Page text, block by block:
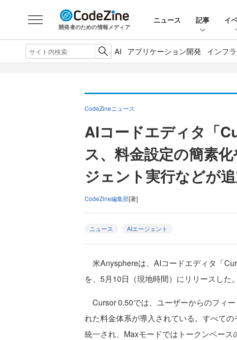
開発者のための情報メディア
ニュース 記事 イ
AI アプリケーション開発 インフラ
CodeZineニュース
AIコードエディタ「
ス、料金設定の簡素
ジェント実行などが
CodeZine編集部[著]
ニュース AIエージェント
米Anysphereは、AIコードエディタ「
を、5月10日（現地時間）にリリースした。
Cursor 0.50では、ユーザーからのフィ
れた料金体系が導入されている。すべて
統一され、Maxモードではトークンベース